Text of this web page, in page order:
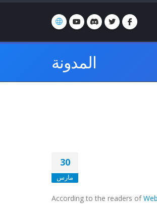
المدونة
30
مارس
According to the readers of